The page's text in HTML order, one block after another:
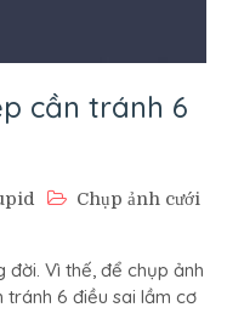
cần tránh 6
Chụp ảnh cưới
đời. Vì thế, để chụp ảnh
tránh 6 điều sai lầm cơ